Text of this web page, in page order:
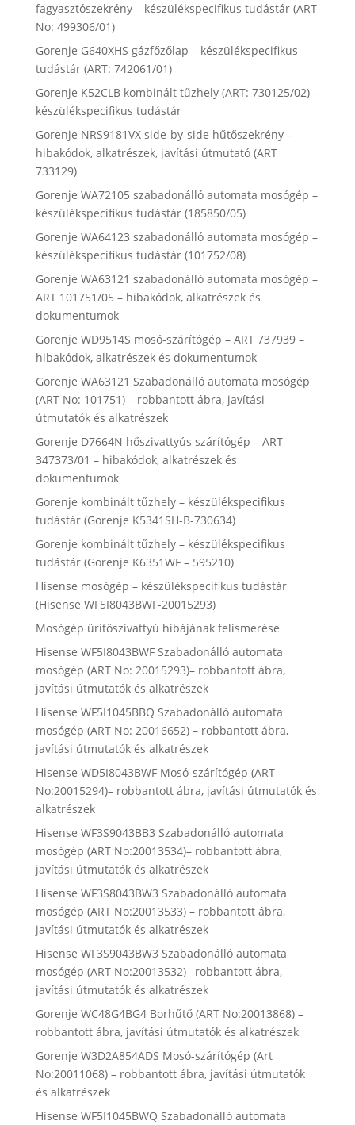
fagyasztószekrény – készülékspecifikus tudástár (ART
No: 499306/01)
Gorenje G640XHS gázfőzőlap – készülékspecifikus
tudástár (ART: 742061/01)
Gorenje K52CLB kombinált tűzhely (ART: 730125/02) –
készülékspecifikus tudástár
Gorenje NRS9181VX side-by-side hűtőszekrény –
hibakódok, alkatrészek, javítási útmutató (ART
733129)
Gorenje WA72105 szabadonálló automata mosógép –
készülékspecifikus tudástár (185850/05)
Gorenje WA64123 szabadonálló automata mosógép –
készülékspecifikus tudástár (101752/08)
Gorenje WA63121 szabadonálló automata mosógép –
ART 101751/05 – hibakódok, alkatrészek és
dokumentumok
Gorenje WD9514S mosó-szárítógép – ART 737939 –
hibakódok, alkatrészek és dokumentumok
Gorenje WA63121 Szabadonálló automata mosógép
(ART No: 101751) – robbantott ábra, javítási
útmutatók és alkatrészek
Gorenje D7664N hőszivattyús szárítógép – ART
347373/01 – hibakódok, alkatrészek és
dokumentumok
Gorenje kombinált tűzhely – készülékspecifikus
tudástár (Gorenje K5341SH-B-730634)
Gorenje kombinált tűzhely – készülékspecifikus
tudástár (Gorenje K6351WF – 595210)
Hisense mosógép – készülékspecifikus tudástár
(Hisense WF5I8043BWF-20015293)
Mosógép ürítőszivattyú hibájának felismerése
Hisense WF5I8043BWF Szabadonálló automata
mosógép (ART No: 20015293)– robbantott ábra,
javítási útmutatók és alkatrészek
Hisense WF5I1045BBQ Szabadonálló automata
mosógép (ART No: 20016652) – robbantott ábra,
javítási útmutatók és alkatrészek
Hisense WD5I8043BWF Mosó-szárítógép (ART
No:20015294)– robbantott ábra, javítási útmutatók és
alkatrészek
Hisense WF3S9043BB3 Szabadonálló automata
mosógép (ART No:20013534)– robbantott ábra,
javítási útmutatók és alkatrészek
Hisense WF3S8043BW3 Szabadonálló automata
mosógép (ART No:20013533) – robbantott ábra,
javítási útmutatók és alkatrészek
Hisense WF3S9043BW3 Szabadonálló automata
mosógép (ART No:20013532)– robbantott ábra,
javítási útmutatók és alkatrészek
Gorenje WC48G4BG4 Borhűtő (ART No:20013868) –
robbantott ábra, javítási útmutatók és alkatrészek
Gorenje W3D2A854ADS Mosó-szárítógép (Art
No:20011068) – robbantott ábra, javítási útmutatók
és alkatrészek
Hisense WF5I1045BWQ Szabadonálló automata